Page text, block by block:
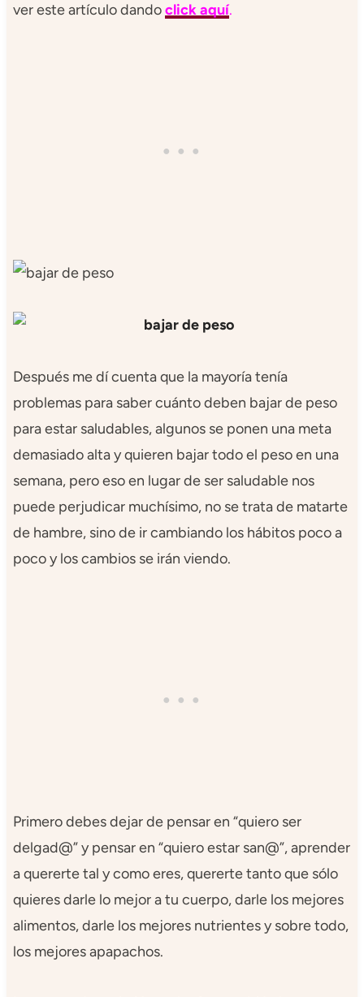
ver este artículo dandoclick aquí.
Después me dí cuenta que la mayoría tenía
problemas para saber cuánto deben bajar de peso
para estar saludables, algunos se ponen una meta
demasiado alta y quieren bajar todo el peso en una
semana, pero eso en lugar de ser saludable nos
puede perjudicar muchísimo, no se trata de matarte
de hambre, sino de ir cambiando los hábitos poco a
poco y los cambios se irán viendo.
Primero debes dejar de pensar en “quiero ser
delgad@” y pensar en “quiero estar san@”, aprender
a quererte tal y como eres, quererte tanto que sólo
quieres darle lo mejor a tu cuerpo, darle los mejores
alimentos, darle los mejores nutrientes y sobre todo,
los mejores apapachos.